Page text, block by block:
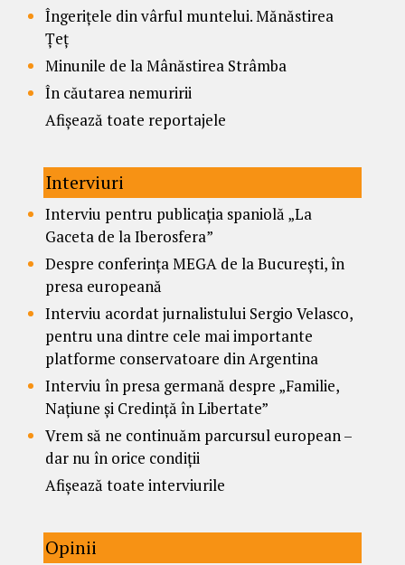
Îngerițele din vârful muntelui. Mănăstirea
Țeț
Minunile de la Mânăstirea Strâmba
În căutarea nemuririi
Afișează toate reportajele
Interviuri
Interviu pentru publicația spaniolă „La
Gaceta de la Iberosfera”
Despre conferința MEGA de la București, în
presa europeană
Interviu acordat jurnalistului Sergio Velasco,
pentru una dintre cele mai importante
platforme conservatoare din Argentina
Interviu în presa germană despre „Familie,
Națiune și Credință în Libertate”
Vrem să ne continuăm parcursul european –
dar nu în orice condiții
Afișează toate interviurile
Opinii